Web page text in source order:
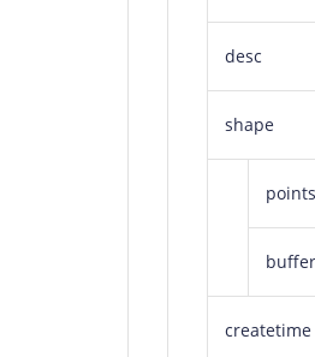
desc
shape
points
createtime